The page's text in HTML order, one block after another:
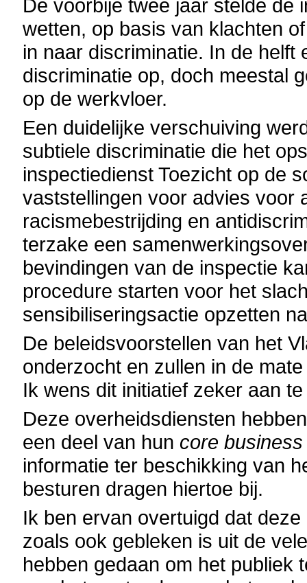
De voorbije twee jaar stelde de
wetten, op basis van klachten
in naar discriminatie. In de
discriminatie op, doch meestal
op de werkvloer.
Een duidelijke verschuiving
subtiele discriminatie die het
inspectiedienst Toezicht op de
vaststellingen voor advies voor
racismebestrijding en
terzake een
bevindingen van de inspectie
procedure starten voor het
sensibiliseringsactie opzetten
De beleidsvoorstellen van het
onderzocht en zullen in de
Ik wens dit initiatief zeker aan
Deze overheidsdiensten
een deel van hun core business
informatie ter beschikking van
besturen dragen hiertoe bij.
Ik ben ervan overtuigd dat
zoals ook gebleken is uit de
hebben gedaan om het publiek